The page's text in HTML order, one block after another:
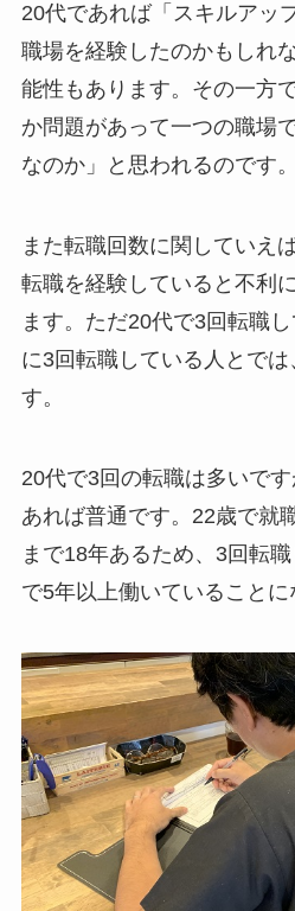
20代であれば「スキルアッ
職場を経験したのかもしれ
能性もあります。その一方
か問題があって一つの職場
なのか」と思われるのです。
また転職回数に関していえ
転職を経験していると不利
ます。ただ20代で3回転職
に3回転職している人とで
す。
20代で3回の転職は多いで
あれば普通です。22歳で就
まで18年あるため、3回転
で5年以上働いていることに